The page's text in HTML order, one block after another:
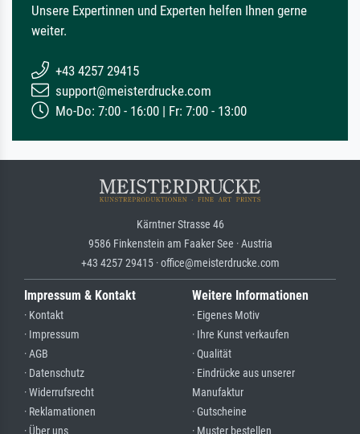
Unsere Expertinnen und Experten helfen Ihnen gerne
weiter.
+43 4257 29415
support@meisterdrucke.com
Mo-Do: 7:00 - 16:00 | Fr: 7:00 - 13:00
Kärntner Strasse 46
9586 Finkenstein am Faaker See · Austria
+43 4257 29415 · office@meisterdrucke.com
Impressum & Kontakt
· Kontakt
· Impressum
· AGB
· Datenschutz
· Widerrufsrecht
· Reklamationen
· Über uns
Weitere Informationen
· Eigenes Motiv
· Ihre Kunst verkaufen
· Qualität
· Eindrücke aus unserer
Manufaktur
· Gutscheine
· Muster bestellen